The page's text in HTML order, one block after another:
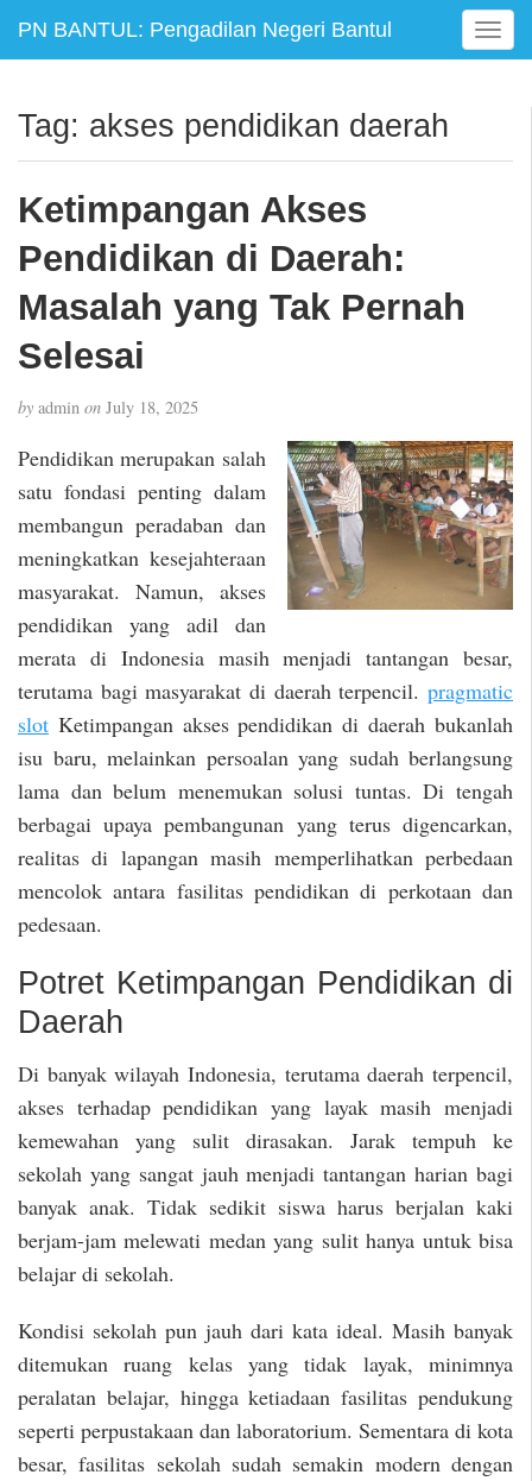
PN BANTUL: Pengadilan Negeri Bantul
T
o
e
Tag: akses pendidikan daerah
Ketimpangan Akses
Pendidikan di Daerah:
Masalah yang Tak Pernah
Selesai
by admin on July 18, 2025
Pendidikan merupakan salah
satu fondasi penting dalam
membangun peradaban dan
meningkatkan kesejahteraan
masyarakat. Namun, akses
pendidikan yang adil dan
merata di Indonesia masih menjadi tantangan besar,
terutama bagi masyarakat di daerah terpencil. pragmatic
slot Ketimpangan akses pendidikan di daerah bukanlah
isu baru, melainkan persoalan yang sudah berlangsung
lama dan belum menemukan solusi tuntas. Di tengah
berbagai upaya pembangunan yang terus digencarkan,
realitas di lapangan masih memperlihatkan perbedaan
mencolok antara fasilitas pendidikan di perkotaan dan
pedesaan.
Potret Ketimpangan Pendidikan di
Daerah
Di banyak wilayah Indonesia, terutama daerah terpencil,
akses terhadap pendidikan yang layak masih menjadi
kemewahan yang sulit dirasakan. Jarak tempuh ke
sekolah yang sangat jauh menjadi tantangan harian bagi
banyak anak. Tidak sedikit siswa harus berjalan kaki
berjam-jam melewati medan yang sulit hanya untuk bisa
belajar di sekolah.
Kondisi sekolah pun jauh dari kata ideal. Masih banyak
ditemukan ruang kelas yang tidak layak, minimnya
peralatan belajar, hingga ketiadaan fasilitas pendukung
seperti perpustakaan dan laboratorium. Sementara di kota
besar, fasilitas sekolah sudah semakin modern dengan